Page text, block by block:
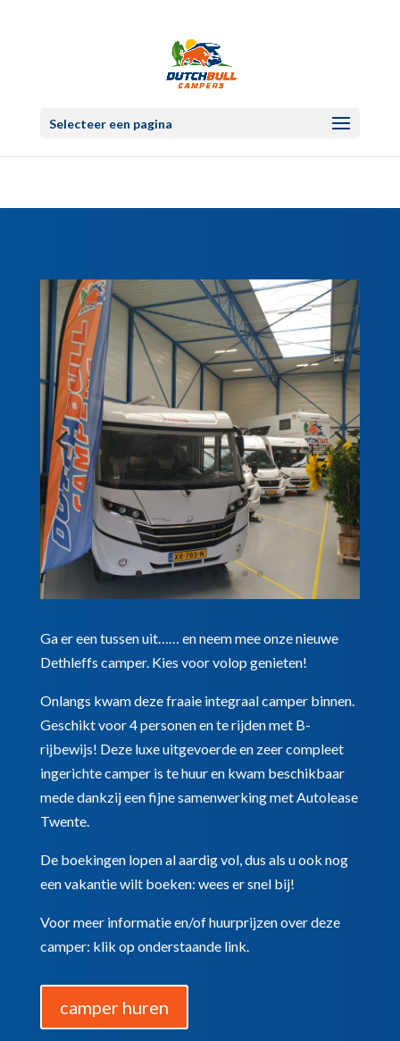
Selecteer een pagina
Ga er een tussen uit…… en neem mee onze nieuwe
Dethleffs camper. Kies voor volop genieten!
Onlangs kwam deze fraaie integraal camper binnen.
Geschikt voor 4 personen en te rijden met B-
rijbewijs! Deze luxe uitgevoerde en zeer compleet
ingerichte camper is te huur en kwam beschikbaar
mede dankzij een fijne samenwerking met Autolease
Twente.
De boekingen lopen al aardig vol, dus als u ook nog
een vakantie wilt boeken: wees er snel bij!
Voor meer informatie en/of huurprijzen over deze
camper: klik op onderstaande link.
camper huren